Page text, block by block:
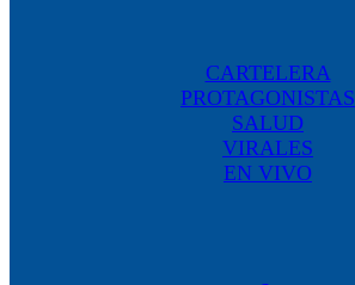
CARTELERA
PROTAGONISTAS
SALUD
VIRALES
EN VIVO